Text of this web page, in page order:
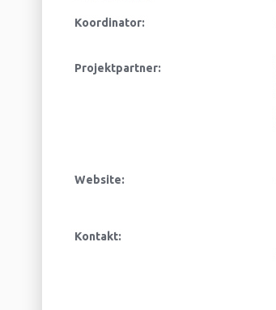
Koordinator:
Projektpartner:
Website:
Kontakt: